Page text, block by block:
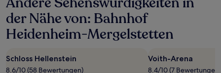
für
einen
Aufenthalt
mit
2 Erwachsenen
gefunden
der Nähe von: Bahnhof
Heidenheim-Mergelstetten
Schloss Hellenstein
8.6/10 (58 Bewertungen)
Voith-Arena
8.4/10 (7 Bewertungen)